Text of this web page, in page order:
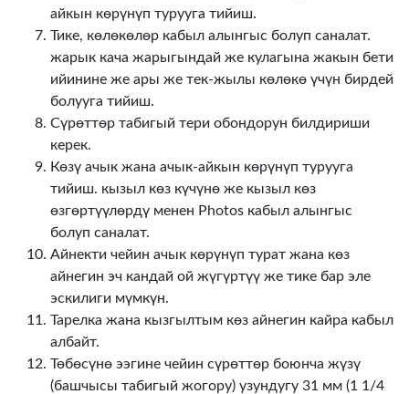
айкын көрүнүп турууга тийиш.
Тике, көлөкөлөр кабыл алынгыс болуп саналат.
жарык кача жарыгындай же кулагына жакын бети
ийинине же ары же тек-жылы көлөкө үчүн бирдей
болууга тийиш.
Сүрөттөр табигый тери обондорун билдириши
керек.
Көзү ачык жана ачык-айкын көрүнүп турууга
тийиш. кызыл көз күчүнө же кызыл көз
өзгөртүүлөрдү менен Photos кабыл алынгыс
болуп саналат.
Айнекти чейин ачык көрүнүп турат жана көз
айнегин эч кандай ой жүгүртүү же тике бар эле
эскилиги мүмкүн.
Тарелка жана кызгылтым көз айнегин кайра кабыл
албайт.
Төбөсүнө ээгине чейин сүрөттөр боюнча жүзү
(башчысы табигый жогору) узундугу 31 мм (1 1/4